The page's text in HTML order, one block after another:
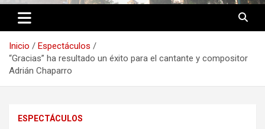
Inicio
Espectáculos
“Gracias” ha resultado un éxito para el cantante y compositor
Adrián Chaparro
ESPECTÁCULOS